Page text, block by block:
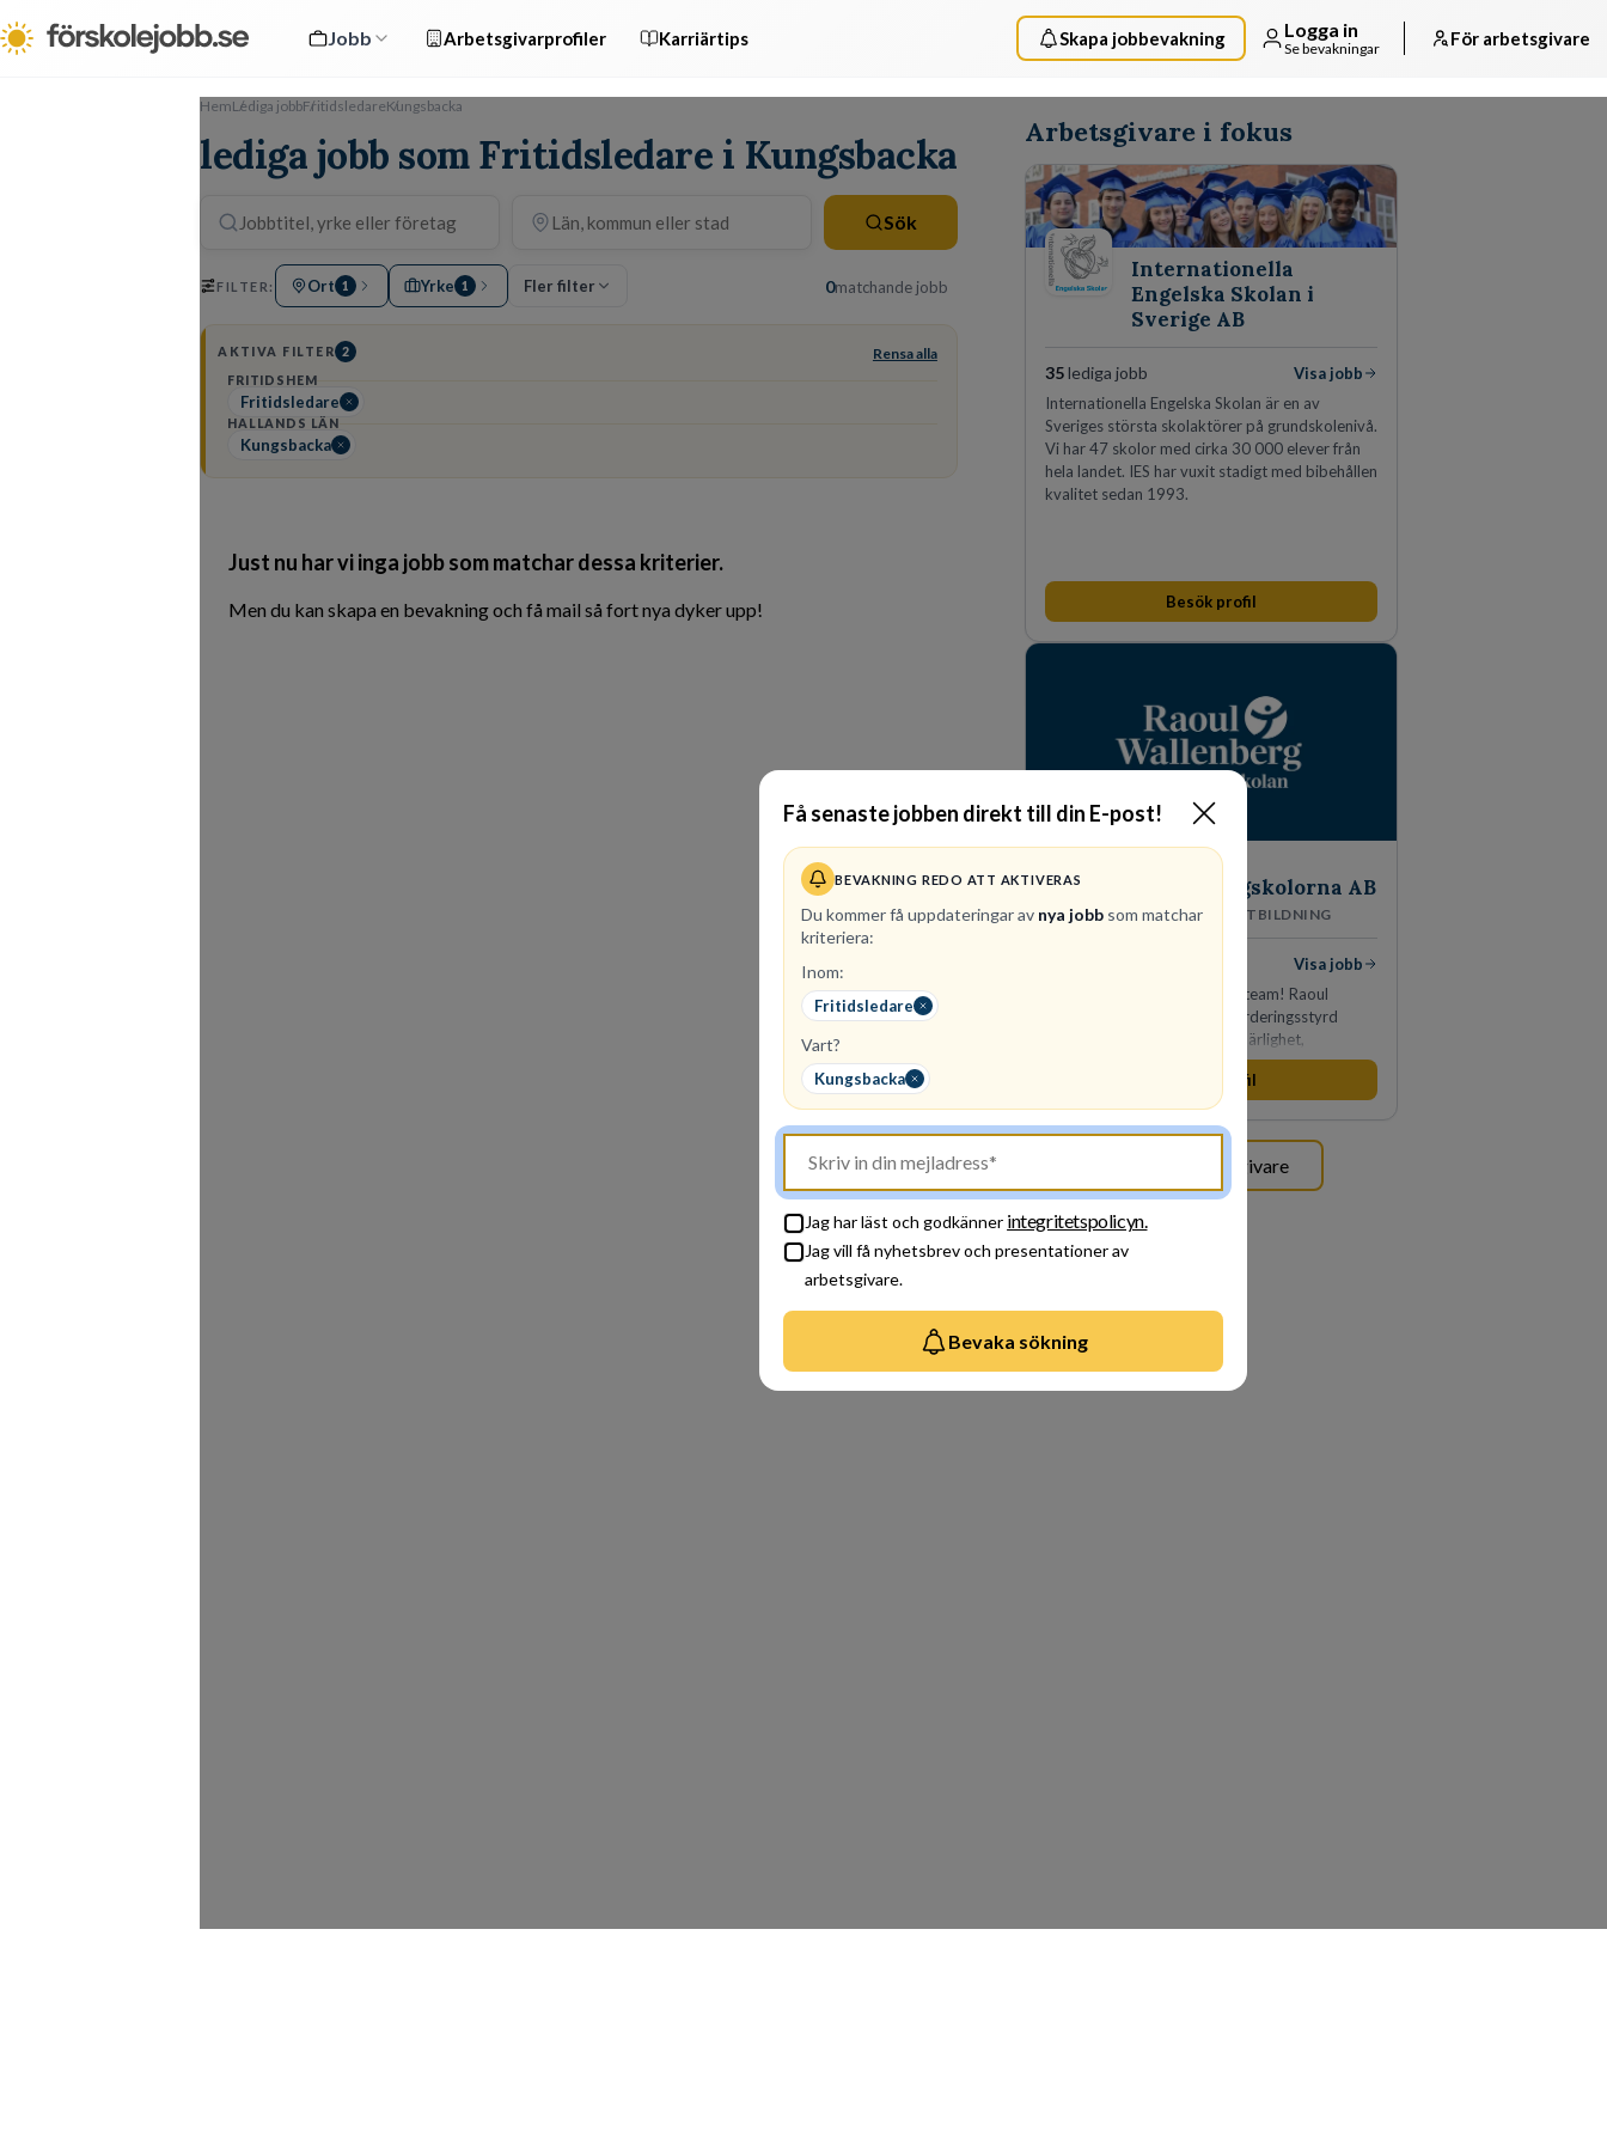
Jobb Arbetsgivarprofiler Karriärtips Skapa jobbevakning Logga in
Se bevakningar För arbetsgivare
Få senaste jobben direkt till din E-post!
BEVAKNING REDO ATT AKTIVERAS
Du kommer få uppdateringar av nya jobb som matchar
kriteriera:
Inom:
Fritidsledare
Vart?
Kungsbacka
Jag har läst och godkänner integritetspolicyn.
Jag vill få nyhetsbrev och presentationer av
arbetsgivare.
Bevaka sökning
HemLediga jobbFritidsledareKungsbacka
lediga jobb som Fritidsledare i Kungsbacka
Sök
FILTER: Ort 1 Yrke 1 Fler filter 0matchande jobb
AKTIVA FILTER 2 Rensa alla
FRITIDSHEM
Fritidsledare
HALLANDS LÄN
Kungsbacka
Just nu har vi inga jobb som matchar dessa kriterier.
Men du kan skapa en bevakning och få mail så fort nya dyker upp!
Arbetsgivare i fokus
Internationella
Engelska Skolan i
Sverige AB
35lediga jobb
Visa jobb
Internationella Engelska Skolan är en av
Sveriges största skolaktörer på grundskolenivå.
Vi har 47 skolor med cirka 30 000 elever från
hela landet. IES har vuxit stadigt med bibehållen
kvalitet sedan 1993.
Besök profil
Wallenbergskolorna AB
GRUNDSKOLEUTBILDNING
Visa jobb
Bli en del av vårt fantastiska team! Raoul
Wallenbergskolorna är en värderingsstyrd
organisation där våra ledord ärlighet,
medkänsla, mod och handlingskraft
genomsyrar allt vi gör. Vi är tydliga med vad vi
förväntar oss av våra medarbetare och skapar
samtidigt möjligheter att växa och utvecklas
Besök profil
Se alla arbetsgivare